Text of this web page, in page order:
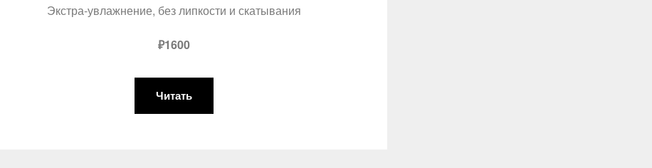
Экстра-увлажнение, без липкости и скатывания
₽1600
Читать